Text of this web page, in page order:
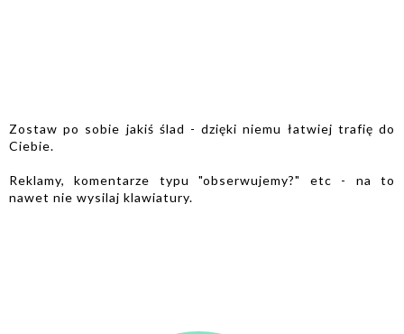
Zostaw po sobie jakiś ślad - dzięki niemu łatwiej trafię do
Ciebie.
Reklamy, komentarze typu "obserwujemy?" etc - na to
nawet nie wysilaj klawiatury.